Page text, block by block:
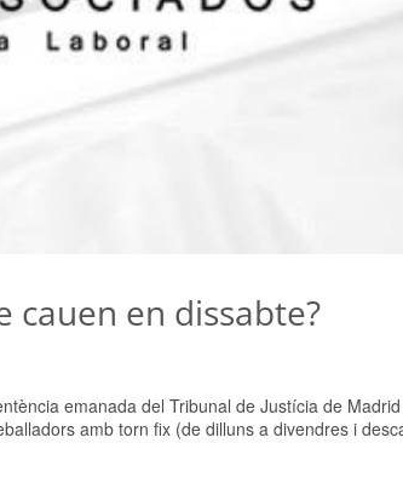
cauen en dissabte?
emanada del Tribunal de Justícia de
amb torn fix (de dilluns a divendres i